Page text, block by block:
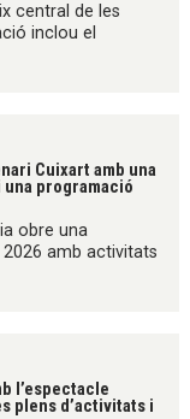
central de les
inclou el
Cuixart amb una
una programació
obre una
amb activitats
l’espectacle
plens d’activitats i